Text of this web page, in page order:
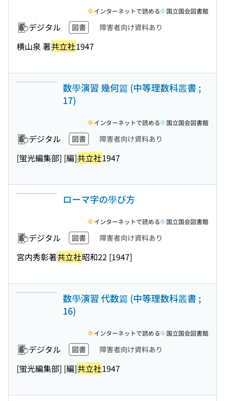
デジタル 図書 障害者向け資料あり
横山泉 著共立社1947
インターネットで読める 国立国会図書館
数學演習 幾何篇 (中等理数科叢書 ;
17)
デジタル 図書 障害者向け資料あり
[蛍光編集部] [編]共立社1947
インターネットで読める 国立国会図書館
ローマ字の學び方
デジタル 図書 障害者向け資料あり
宮内秀彰著共立社昭和22 [1947]
インターネットで読める 国立国会図書館
数學演習 代数篇 (中等理数科叢書 ;
16)
デジタル 図書 障害者向け資料あり
[蛍光編集部] [編]共立社1947
インターネットで読める 国立国会図書館